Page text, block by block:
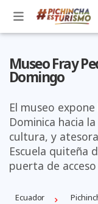
Museo Fray
Domingo
El museo
Dominica hacia
cultura, y
Escuela quiteña
puerta de
Ecuador